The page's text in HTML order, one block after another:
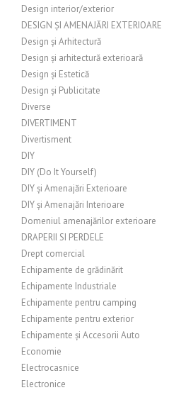
Design interior/exterior
DESIGN ȘI AMENAJĂRI EXTERIOARE
Design și Arhitectură
Design și arhitectură exterioară
Design și Estetică
Design și Publicitate
Diverse
DIVERTIMENT
Divertisment
DIY
DIY (Do It Yourself)
DIY și Amenajări Exterioare
DIY și Amenajări Interioare
Domeniul amenajărilor exterioare
DRAPERII SI PERDELE
Drept comercial
Echipamente de grădinărit
Echipamente Industriale
Echipamente pentru camping
Echipamente pentru exterior
Echipamente și Accesorii Auto
Economie
Electrocasnice
Electronice